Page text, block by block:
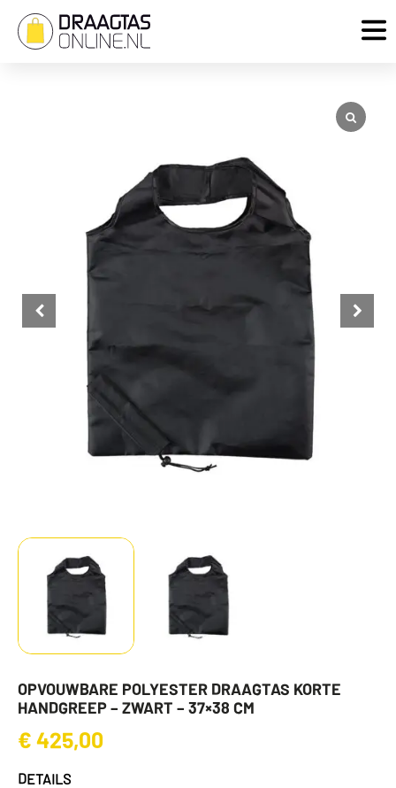
OPVOUWBARE POLYESTER DRAAGTAS KORTE
HANDGREEP – ZWART – 37×38 CM
€ 425,00
DETAILS